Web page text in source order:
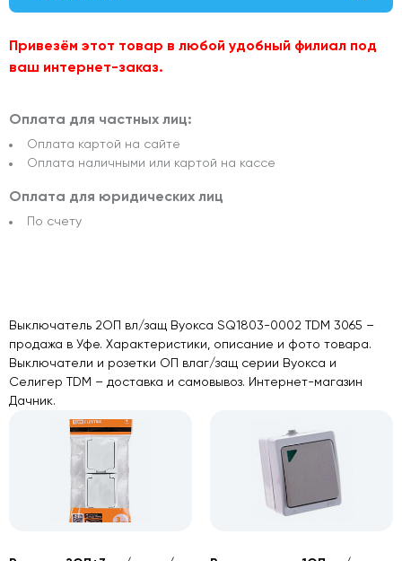
Привезём этот товар в любой удобный филиал под
ваш интернет-заказ.
Оплата для частных лиц:
Оплата картой на сайте
Оплата наличными или картой на кассе
Оплата для юридических лиц
По счету
Выключатель 2ОП вл/защ Вуокса SQ1803-0002 TDM 3065 –
продажа в Уфе. Характеристики, описание и фото товара.
Выключатели и розетки ОП влаг/защ серии Вуокса и
Селигер TDM – доставка и самовывоз. Интернет-магазин
Дачник.